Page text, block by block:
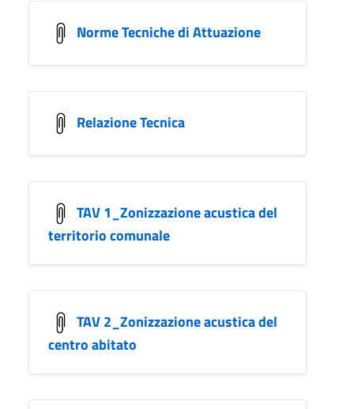
Norme Tecniche di Attuazione
Relazione Tecnica
TAV 1_Zonizzazione acustica del
territorio comunale
TAV 2_Zonizzazione acustica del
centro abitato